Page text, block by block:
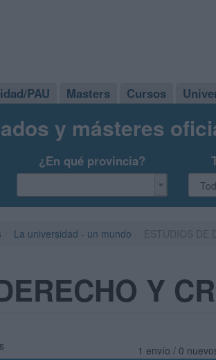
PAU Masters Cursos
y másteres
¿En qué provincia?
La universidad - un mundo
Y
1 envío / 0